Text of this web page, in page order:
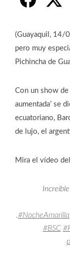
(Guayaquil, 14/
pero muy
Pichincha de
Con un show de
aumentada’ se
ecuatoriano,
de lujo, el
Mira el vídeo
.#NocheAmarilla
#BSC